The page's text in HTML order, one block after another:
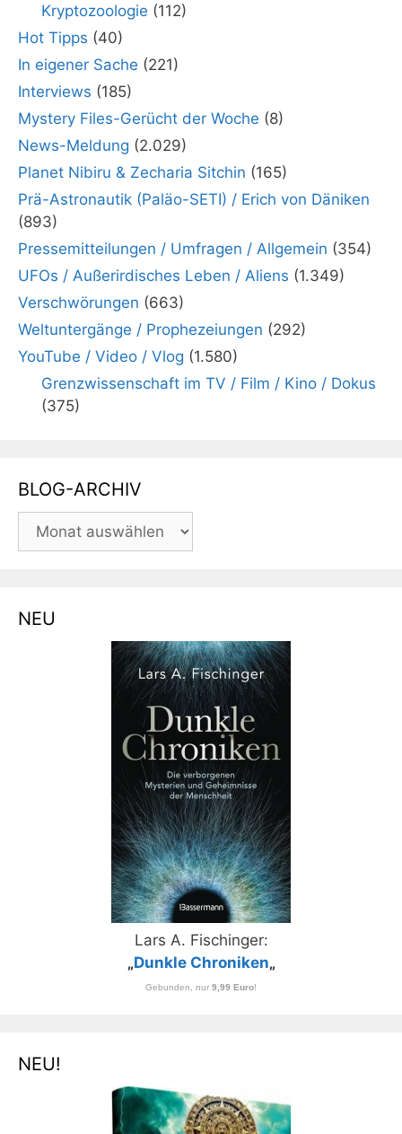
Kryptozoologie (112)
Hot Tipps (40)
In eigener Sache (221)
Interviews (185)
Mystery Files-Gerücht der Woche (8)
News-Meldung (2.029)
Planet Nibiru & Zecharia Sitchin (165)
Prä-Astronautik (Paläo-SETI) / Erich von Däniken
(893)
Pressemitteilungen / Umfragen / Allgemein (354)
UFOs / Außerirdisches Leben / Aliens (1.349)
Verschwörungen (663)
Weltuntergänge / Prophezeiungen (292)
YouTube / Video / Vlog (1.580)
Grenzwissenschaft im TV / Film / Kino / Dokus
(375)
BLOG-ARCHIV
BLOG-
ARCHIV
NEU
Lars A. Fischinger:
„Dunkle Chroniken„
Gebunden, nur 9,99 Euro!
NEU!